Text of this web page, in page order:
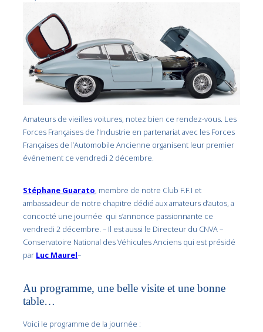
Amateurs de vieilles voitures, notez bien ce rendez-vous. Les
Forces Françaises de l’Industrie en partenariat avec les Forces
Françaises de l’Automobile Ancienne organisent leur premier
événement ce vendredi 2 décembre.
Stéphane Guarato , membre de notre Club F.F.I et
ambassadeur de notre chapitre dédié aux amateurs d’autos, a
concocté une journée qui s’annonce passionnante ce
vendredi 2 décembre. – Il est aussi le Directeur du CNVA –
Conservatoire National des Véhicules Anciens qui est présidé
par Luc Maurel–
Au programme, une belle visite et une bonne
table…
Voici le programme de la journée :